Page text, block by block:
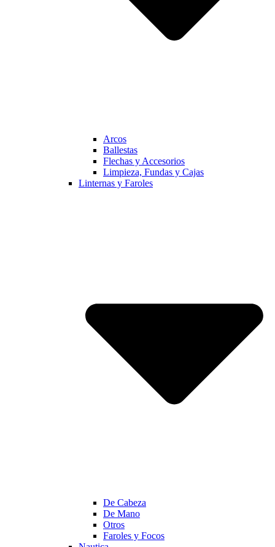
Arcos
Ballestas
Flechas y Accesorios
Limpieza, Fundas y Cajas
Linternas y Faroles
De Cabeza
De Mano
Otros
Faroles y Focos